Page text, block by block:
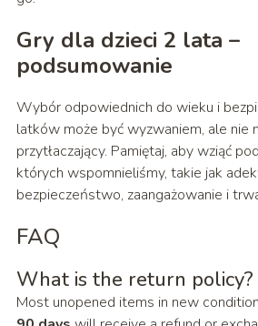
Gry dla dzieci 2 lata –
podsumowanie
Wybór odpowiednich do wieku i
latków może być wyzwaniem, ale nie
przytłaczający. Pamiętaj, aby wziąć
których wspomnieliśmy, takie jak
bezpieczeństwo, zaangażowanie i
FAQ
What is the return policy?
Most unopened items in new